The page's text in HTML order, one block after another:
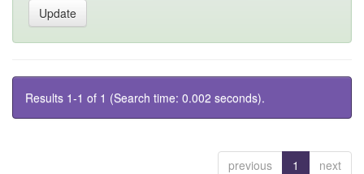
Results 1-1 of 1 (Search time: 0.002 seconds).
previous 1 next